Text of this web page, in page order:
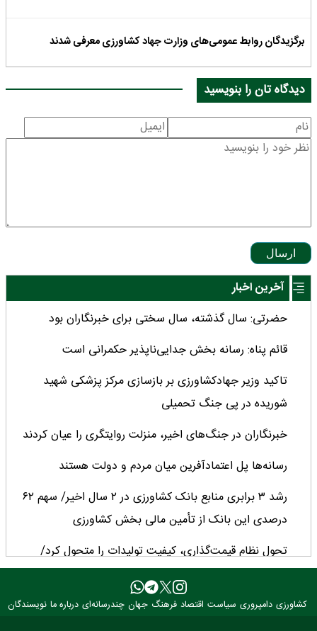
برگزیدگان روابط عمومی‌های وزارت جهاد کشاورزی معرفی شدند
دیدگاه تان را بنویسید
ارسال
آخرین اخبار
حضرتی: سال گذشته، سال سختی برای خبرنگاران بود
قائم پناه: رسانه بخش جدایی‌ناپذیر حکمرانی است
تاکید وزیر جهادکشاورزی بر بازسازی مرکز پزشکی شهید
شوریده در پی جنگ تحمیلی
خبرنگاران در جنگ‌های اخیر، منزلت روایتگری را عیان کردند
رسانه‌ها پل اعتمادآفرین میان مردم و دولت هستند
رشد ۳ برابری منابع بانک کشاورزی در ۲ سال اخیر/ سهم ۶۲
درصدی این بانک از تأمین مالی بخش کشاورزی
تحول نظام قیمت‌گذاری، کیفیت تولیدات را متحول کرد/
چشم‌انداز مثبت تولید دانه‌های روغنی پس از ۳۰ سال
با اجرای قاعده قبض انبار ۳.۵ میلیون تن کالا وارد کشور شدکشاورزی دامپروری سیاست اقتصاد فرهنگ جهان چندرسانه‌ای درباره ما نویسندگان